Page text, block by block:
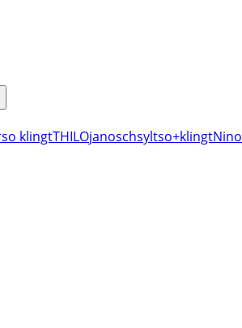
so klingtTHILOjanoschsyltso+klingtNino